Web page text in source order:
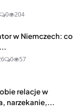
0 204
w Niemczech: co
0 57
relacje w
narzekanie,...